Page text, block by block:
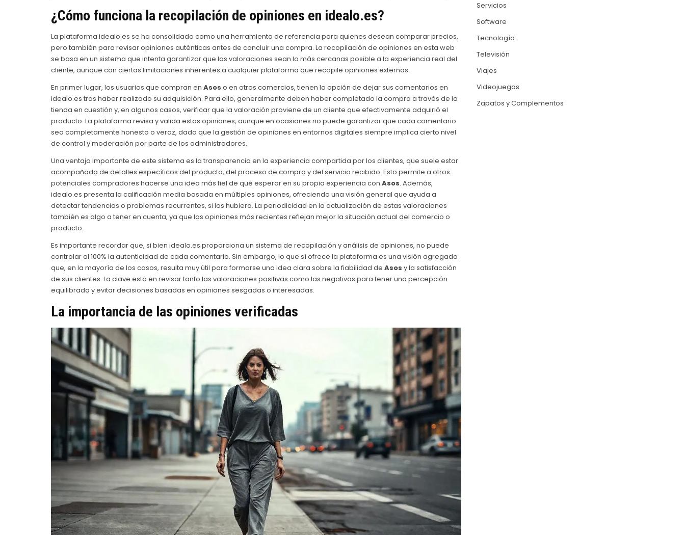
¿Cómo funciona la recopilación de opiniones en idealo.es?
La plataforma idealo.es se ha consolidado como una herramienta de referencia para quienes desean comparar precios,
pero también para revisar opiniones auténticas antes de concluir una compra. La recopilación de opiniones en esta web
se basa en un sistema que intenta garantizar que las valoraciones sean lo más cercanas posible a la experiencia real del
cliente, aunque con ciertas limitaciones inherentes a cualquier plataforma que recopile opiniones externas.
En primer lugar, los usuarios que compran en Asos o en otros comercios, tienen la opción de dejar sus comentarios en
idealo.es tras haber realizado su adquisición. Para ello, generalmente deben haber completado la compra a través de la
tienda en cuestión y, en algunos casos, verificar que la valoración proviene de un cliente que efectivamente adquirió el
producto. La plataforma revisa y valida estas opiniones, aunque en ocasiones no puede garantizar que cada comentario
sea completamente honesto o veraz, dado que la gestión de opiniones en entornos digitales siempre implica cierto nivel
de control y moderación por parte de los administradores.
Una ventaja importante de este sistema es la transparencia en la experiencia compartida por los clientes, que suele estar
acompañada de detalles específicos del producto, del proceso de compra y del servicio recibido. Esto permite a otros
potenciales compradores hacerse una idea más fiel de qué esperar en su propia experiencia con Asos. Además,
idealo.es presenta la calificación media basada en múltiples opiniones, ofreciendo una visión general que ayuda a
detectar tendencias o problemas recurrentes, si los hubiera. La periodicidad en la actualización de estas valoraciones
también es algo a tener en cuenta, ya que las opiniones más recientes reflejan mejor la situación actual del comercio o
producto.
Es importante recordar que, si bien idealo.es proporciona un sistema de recopilación y análisis de opiniones, no puede
controlar al 100% la autenticidad de cada comentario. Sin embargo, lo que sí ofrece la plataforma es una visión agregada
que, en la mayoría de los casos, resulta muy útil para formarse una idea clara sobre la fiabilidad de Asos y la satisfacción
de sus clientes. La clave está en revisar tanto las valoraciones positivas como las negativas para tener una percepción
equilibrada y evitar decisiones basadas en opiniones sesgadas o interesadas.
La importancia de las opiniones verificadas
Servicios
Software
Tecnología
Televisión
Viajes
Videojuegos
Zapatos y Complementos